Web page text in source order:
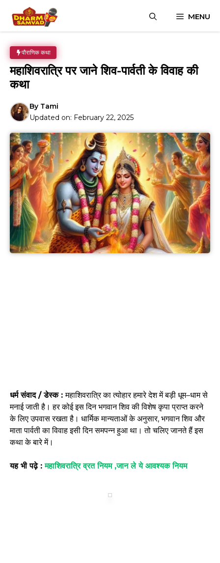
content
MENU
पौराणिक कथा
महाशिवरात्रि पर जाने शिव-पार्वती के विवाह की
कथा
By Tami
Updated on: February 22, 2025
धर्म संवाद / डेस्क :महाशिवरात्रि का त्योहार हमारे देश में बड़ी धूम–धाम से
मनाई जाती है। हर कोई इस दिन भगवान शिव की विशेष कृपा प्राप्त करने
के लिए उपवास रखता है। धार्मिक मान्यताओं के अनुसार, भगवान शिव और
माता पार्वती का विवाह इसी दिन समपन्न हुआ था। तो चलिए जानते हैं इस
कथा के बारे में।
यह भी पढ़े :महाशिवरात्रि व्रत नियम ,जान ले ये आवश्यक नियम